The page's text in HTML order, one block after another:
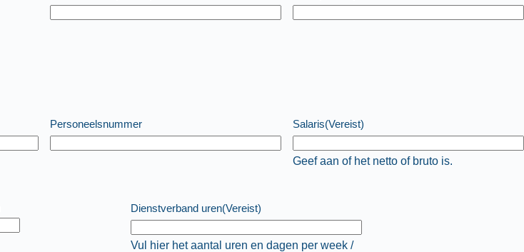
Personeelsnummer Salaris(Vereist)
Geef aan of het netto of bruto is.
Dienstverband uren(Vereist)
Vul hier het aantal uren en dagen per week /